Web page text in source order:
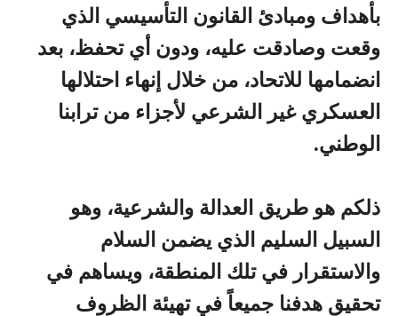
بأهداف ومبادئ القانون التأسيسي الذي
وقعت وصادقت عليه، ودون أي تحفظ، بعد
انضمامها للاتحاد، من خلال إنهاء احتلالها
العسكري غير الشرعي لأجزاء من ترابنا
الوطني.
ذلكم هو طريق العدالة والشرعية، وهو
السبيل السليم الذي يضمن السلام
والاستقرار في تلك المنطقة، ويساهم في
تحقيق هدفنا جميعاً في تهيئة الظروف